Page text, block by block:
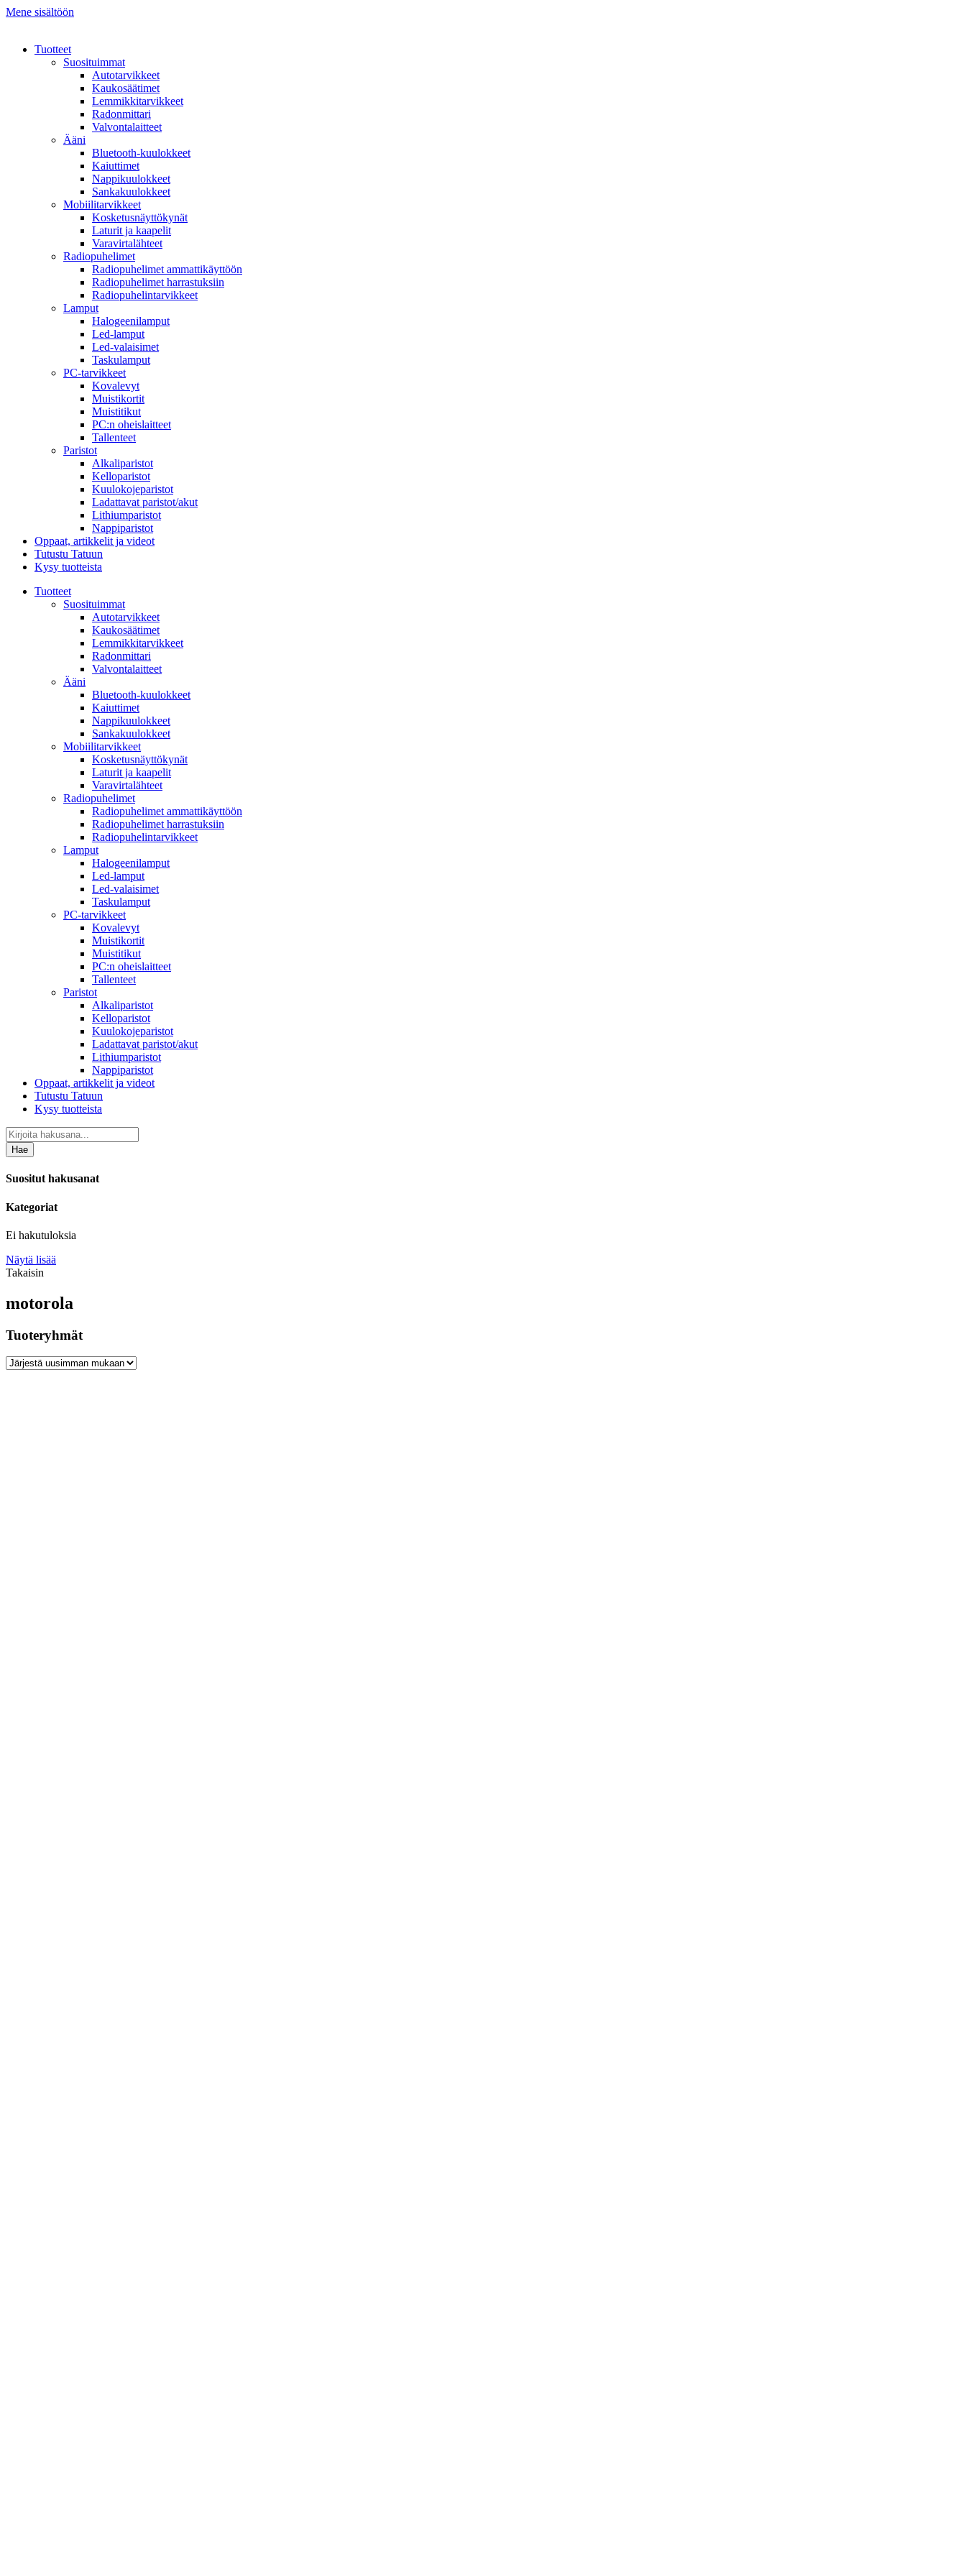
Mene sisältöön
Tuotteet
Suosituimmat
Autotarvikkeet
Kaukosäätimet
Lemmikkitarvikkeet
Radonmittari
Valvontalaitteet
Ääni
Bluetooth-kuulokkeet
Kaiuttimet
Nappikuulokkeet
Sankakuulokkeet
Mobiilitarvikkeet
Kosketusnäyttökynät
Laturit ja kaapelit
Varavirtalähteet
Radiopuhelimet
Radiopuhelimet ammattikäyttöön
Radiopuhelimet harrastuksiin
Radiopuhelintarvikkeet
Lamput
Halogeenilamput
Led-lamput
Led-valaisimet
Taskulamput
PC-tarvikkeet
Kovalevyt
Muistikortit
Muistitikut
PC:n oheislaitteet
Tallenteet
Paristot
Alkaliparistot
Kelloparistot
Kuulokojeparistot
Ladattavat paristot/akut
Lithiumparistot
Nappiparistot
Oppaat, artikkelit ja videot
Tutustu Tatuun
Kysy tuotteista
Tuotteet
Suosituimmat
Autotarvikkeet
Kaukosäätimet
Lemmikkitarvikkeet
Radonmittari
Valvontalaitteet
Ääni
Bluetooth-kuulokkeet
Kaiuttimet
Nappikuulokkeet
Sankakuulokkeet
Mobiilitarvikkeet
Kosketusnäyttökynät
Laturit ja kaapelit
Varavirtalähteet
Radiopuhelimet
Radiopuhelimet ammattikäyttöön
Radiopuhelimet harrastuksiin
Radiopuhelintarvikkeet
Lamput
Halogeenilamput
Led-lamput
Led-valaisimet
Taskulamput
PC-tarvikkeet
Kovalevyt
Muistikortit
Muistitikut
PC:n oheislaitteet
Tallenteet
Paristot
Alkaliparistot
Kelloparistot
Kuulokojeparistot
Ladattavat paristot/akut
Lithiumparistot
Nappiparistot
Oppaat, artikkelit ja videot
Tutustu Tatuun
Kysy tuotteista
Hae
Suositut hakusanat
Kategoriat
Ei hakutuloksia
Näytä lisää
Takaisin
motorola
Tuoteryhmät